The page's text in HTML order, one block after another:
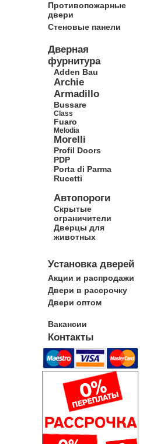
Противопожарные
двери
Стеновые панели
Дверная
фурнитура
Adden Bau
Archie
Armadillo
Bussare
Class
Fuaro
Melodia
Morelli
Profil Doors
PDP
Porta di Parma
Rucetti
Автопороги
Скрытые
ограничители
Дверцы для
животных
Установка дверей
Акции и распродажи
Двери в рассрочку
Двери оптом
Вакансии
Контакты